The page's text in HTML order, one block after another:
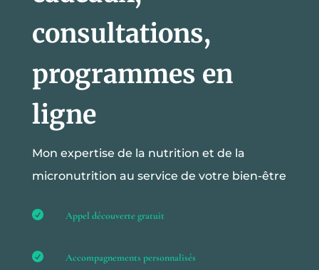
consultations,
programmes en
ligne
Mon expertise de la nutrition et de la
micronutrition au service de votre bien-être
 Appel découverte gratuit
 Accompagnements personnalisés